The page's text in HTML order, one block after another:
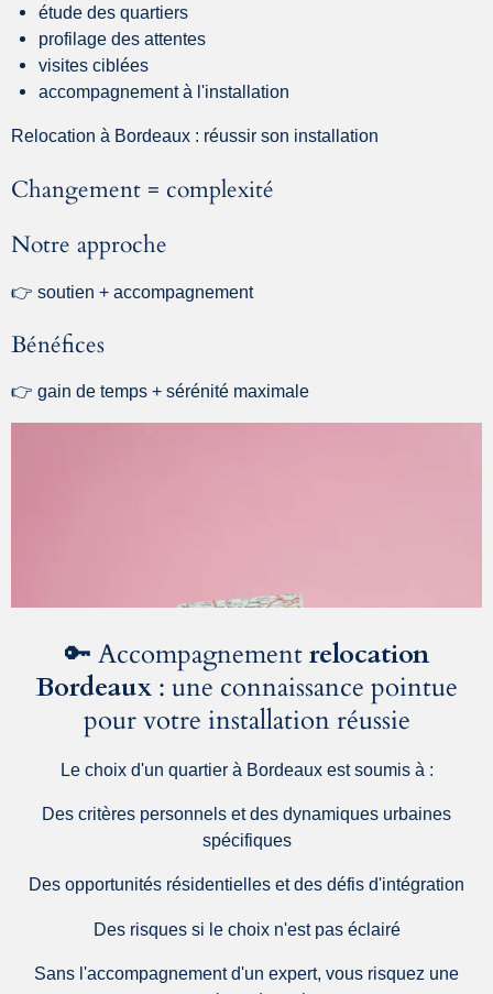
étude des quartiers
profilage des attentes
visites ciblées
accompagnement à l'installation
Relocation à Bordeaux : réussir son installation
Changement = complexité
Notre approche
👉 soutien + accompagnement
Bénéfices
👉 gain de temps + sérénité maximale
🔑 Accompagnementrelocation
Bordeaux : une connaissance pointue
pour votre installation réussie
Le choix d'un quartier à Bordeaux est soumis à :
Des critères personnels et des dynamiques urbaines
spécifiques
Des opportunités résidentielles et des défis d'intégration
Des risques si le choix n'est pas éclairé
Sans l'accompagnement d'un expert, vous risquez une